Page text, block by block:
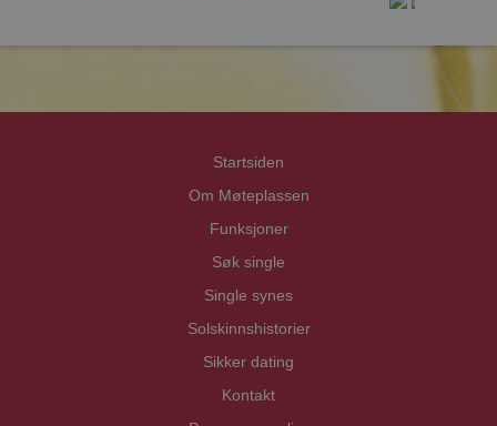
Startsiden
Om Møteplassen
Funksjoner
Søk single
Single synes
Solskinnshistorier
Sikker dating
Kontakt